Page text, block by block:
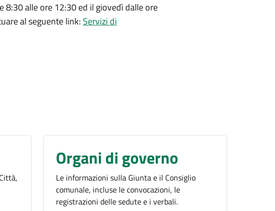
alle ore 12:30 ed il giovedì dalle ore
al seguente link: Servizi di
Organi di governo
Le informazioni sulla Giunta e il Consiglio
comunale, incluse le convocazioni, le
registrazioni delle sedute e i verbali.